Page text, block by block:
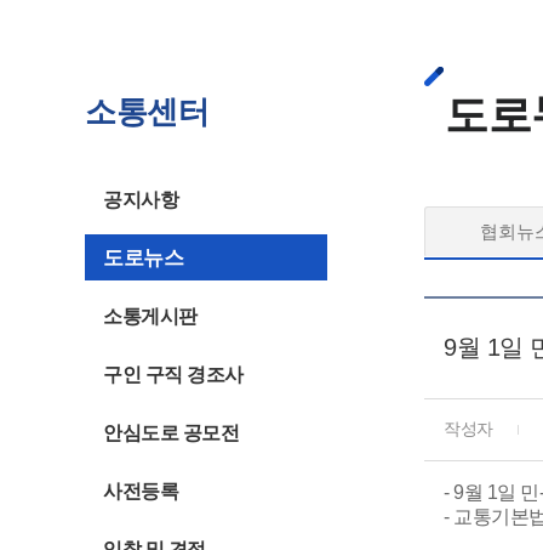
소통센터
공지사항
도로뉴스
소통게시판
구인 구직 경조사
안심도로 공모전
사전등록
도로
협회뉴
9월 1일
작성자
- 9월 1일
- 교통기본